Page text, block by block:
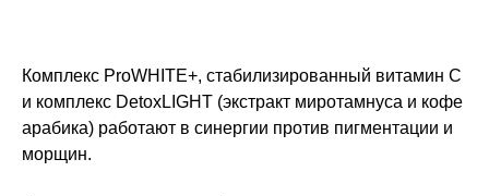
Комплекс ProWHITE+, стабилизированный витамин C
и комплекс DetoxLIGHT (экстракт миротамнуса и кофе
арабика) работают в синергии против пигментации и
морщин.